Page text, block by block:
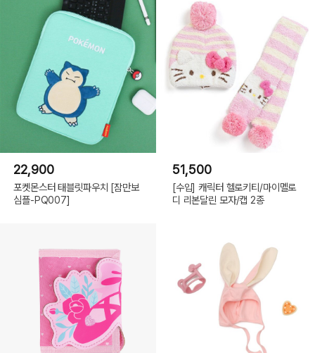
22,900
포켓몬스터 태블릿파우치 [잠만보
심플-PQ007]
51,500
[수입] 캐릭터 헬로키티/마이멜로
디 리본달린 모자/캡 2종